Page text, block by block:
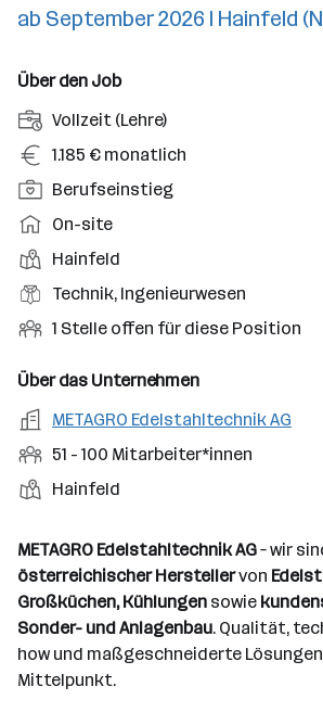
ab September 2026 I Hainfeld
Über den Job
A
n
t
e
l
u
n
s
r
t
Vollzeit (Lehre)
G
e
h
a
l
t
1.185 € monatlich
P
o
i
t
i
n
e
b
n
Berufseinstieg
A
r
b
e
i
s
m
o
d
e
On-site
D
i
n
t
o
t
Hainfeld
B
e
u
s
f
l
e
r
Technik, Ingenieurwesen
O
f
n
e
S
l
l
e
n
1 Stelle offen für diese Position
Über das Unternehmen
A
r
e
t
g
e
b
e
r
METAGRO Edelstahltechnik AG
M
i
t
r
b
e
i
t
e
51 - 100 Mitarbeiter*innen
S
a
n
d
o
r
t
Hainfeld
METAGRO Edelstahltechnik AG– wir
österreichischer Herstellervon
Großküchen, Kühlungen sowie
Sonder- und Anlagenbau. Qualität,
how und maßgeschneiderte
Mittelpunkt.